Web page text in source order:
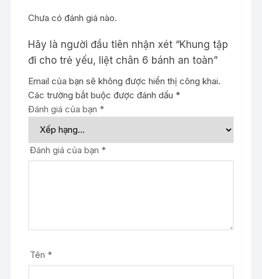
Chưa có đánh giá nào.
Hãy là người đầu tiên nhận xét “Khung tập
đi cho trẻ yếu, liệt chân 6 bánh an toàn”
Email của bạn sẽ không được hiển thị công khai.
Các trường bắt buộc được đánh dấu *
Đánh giá của bạn *
Đánh giá của bạn *
Tên *